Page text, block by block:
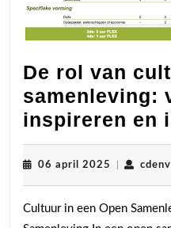
De rol van
samenleving:
inspireren en
06 april 2025 06
Cultuur in een Open